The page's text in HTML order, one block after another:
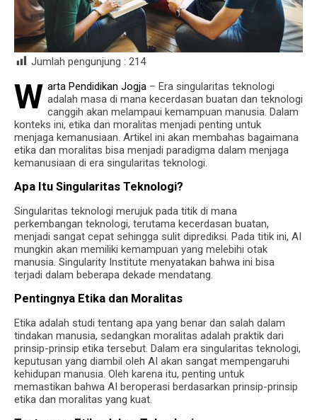
Jumlah pengunjung : 214
W arta Pendidikan Jogja – Era singularitas teknologi
adalah masa di mana kecerdasan buatan dan teknologi
canggih akan melampaui kemampuan manusia. Dalam
konteks ini, etika dan moralitas menjadi penting untuk
menjaga kemanusiaan. Artikel ini akan membahas bagaimana
etika dan moralitas bisa menjadi paradigma dalam menjaga
kemanusiaan di era singularitas teknologi.
Apa Itu Singularitas Teknologi?
Singularitas teknologi merujuk pada titik di mana
perkembangan teknologi, terutama kecerdasan buatan,
menjadi sangat cepat sehingga sulit diprediksi. Pada titik ini, AI
mungkin akan memiliki kemampuan yang melebihi otak
manusia. Singularity Institute menyatakan bahwa ini bisa
terjadi dalam beberapa dekade mendatang.
Pentingnya Etika dan Moralitas
Etika adalah studi tentang apa yang benar dan salah dalam
tindakan manusia, sedangkan moralitas adalah praktik dari
prinsip-prinsip etika tersebut. Dalam era singularitas teknologi,
keputusan yang diambil oleh AI akan sangat mempengaruhi
kehidupan manusia. Oleh karena itu, penting untuk
memastikan bahwa AI beroperasi berdasarkan prinsip-prinsip
etika dan moralitas yang kuat.